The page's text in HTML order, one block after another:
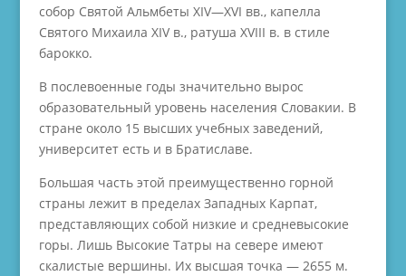
собор Святой Альмбеты XIV—XVI вв., капелла
Святого Михаила XIV в., ратуша XVIII в. в стиле
барокко.
В послевоенные годы значительно вырос
образовательный уровень населения Словакии. В
стране около 15 высших учебных заведений,
университет есть и в Братиславе.
Большая часть этой преимущественно горной
страны лежит в пределах Западных Карпат,
представляющих собой низкие и средневысокие
горы. Лишь Высокие Татры на севере имеют
скалистые вершины. Их высшая точка — 2655 м.